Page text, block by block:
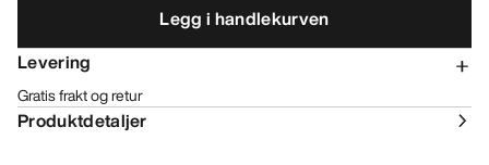
Legg i handlekurven
Levering
Gratis frakt og retur
Produktdetaljer